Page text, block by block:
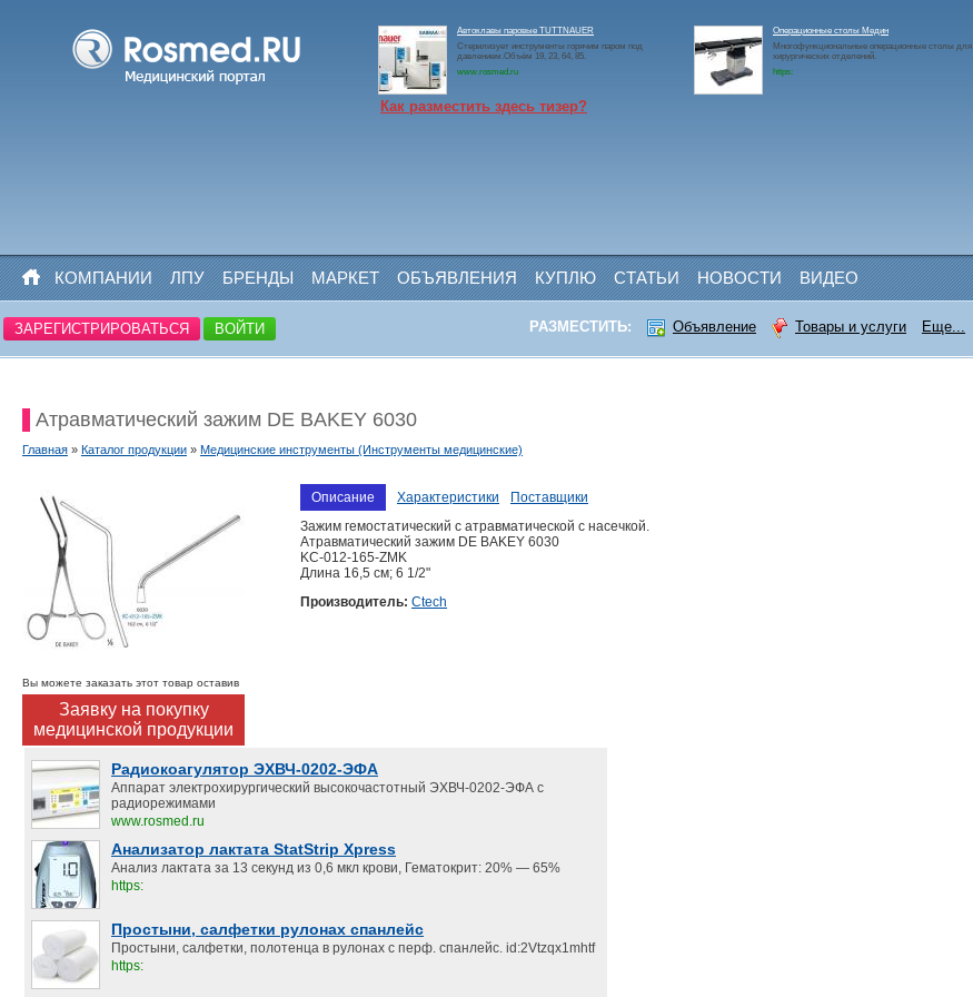
Автоклавы паровые TUTTNAUER
Стерилизует инструменты горячим паром под
давлением.Объём 19, 23, 64, 85.
www.rosmed.ru
Операционные столы Медин
Многофункциональные операционные столы для
хирургических отделений.
https:
Как разместить здесь тизер?
КОМПАНИИ ЛПУ БРЕНДЫ МАРКЕТ ОБЪЯВЛЕНИЯ КУПЛЮ СТАТЬИ НОВОСТИ ВИДЕО
ЗАРЕГИСТРИРОВАТЬСЯ ВОЙТИ РАЗМЕСТИТЬ: Объявление Товары и услуги Еще...
Атравматический зажим DE BAKEY 6030
Главная » Каталог продукции » Медицинские инструменты (Инструменты медицинские)
Вы можете заказать этот товар оставив
Заявку на покупку
медицинской продукции
Описание Характеристики
Поставщики
Зажим гемостатический с атравматической с насечкой.
Атравматический зажим DE BAKEY 6030
KC-012-165-ZMK
Длина 16,5 см; 6 1/2"
Производитель: Ctech
Радиокоагулятор ЭХВЧ-0202-ЭФА
Аппарат электрохирургический высокочастотный ЭХВЧ-0202-ЭФА с
радиорежимами
www.rosmed.ru
Анализатор лактата StatStrip Xpress
Анализ лактата за 13 секунд из 0,6 мкл крови, Гематокрит: 20% — 65%
https:
Простыни, салфетки рулонах спанлейс
Простыни, салфетки, полотенца в рулонах с перф. спанлейс. id:2Vtzqx1mhtf
https: